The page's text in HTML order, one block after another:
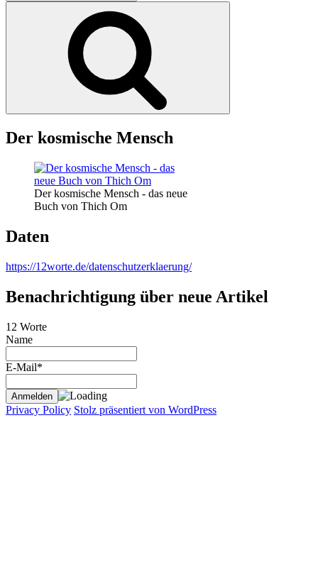
nach:
Der kosmische Mensch
Der kosmische Mensch - das neue
Buch von Thich Om
Daten
https://12worte.de/datenschutzerklaerung/
Benachrichtigung über neue Artikel
12 Worte
Name
E-Mail*
Privacy Policy Stolz präsentiert von WordPress